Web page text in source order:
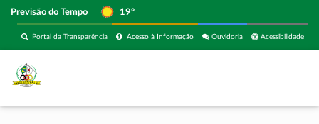
Previsão do Tempo 19º
Acessibilidade
Ouvidoria
Acesso à Informação
Portal da Transparência